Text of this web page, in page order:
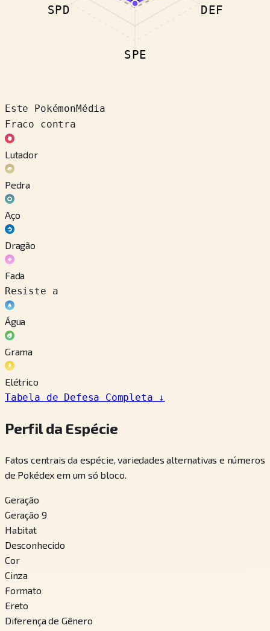
DEF
SPE
SPD
Este PokémonMédia
Fraco contra
Lutador
Pedra
Aço
Dragão
Fada
Resiste a
Água
Grama
Elétrico
Tabela de Defesa Completa ↓
Perfil da Espécie
Fatos centrais da espécie, variedades alternativas e números
de Pokédex em um só bloco.
Geração
Geração 9
Habitat
Desconhecido
Cor
Cinza
Formato
Ereto
Diferença de Gênero